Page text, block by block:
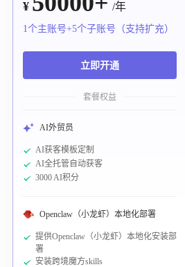
¥ /年
1个主账号+5个子账号（支持扩充）
立即开通
套餐权益
AI外贸员
AI获客模板定制
AI全托管自动获客
3000 AI积分
Openclaw（小龙虾）本地化部署
提供Openclaw（小龙虾）本地化安装部
署
安装跨境魔方skills